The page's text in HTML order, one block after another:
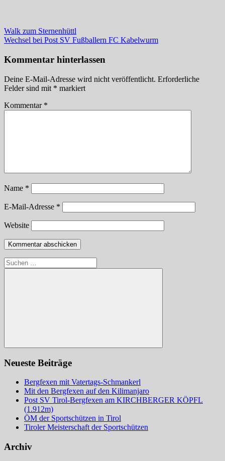
Beitragsnavigation
Vorheriger
Beitrag:
Walk zum Sternenhüttl
Nächster
Wechsel bei Post SV Fußballern FC Kabelwurm
Kommentar hinterlassen
Deine E-Mail-Adresse wird nicht veröffentlicht. Erforderliche
Felder sind mit * markiert
Kommentar *
Name *
E-Mail-Adresse *
Website
Suchen
nach:
Suchen
Neueste Beiträge
Bergfexen mit Vatertags-Schmankerl
Mit den Bergfexen auf den Kilimanjaro
Post SV Tirol-Bergfexen am KIRCHBERGER KÖPFL
(1.912m)
ÖM der Sportschützen in Tirol
Tiroler Meisterschaft der Sportschützen
Archiv